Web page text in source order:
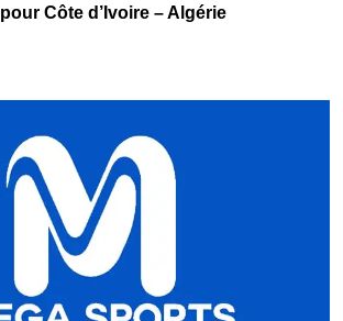
pour Côte d’Ivoire – Algérie